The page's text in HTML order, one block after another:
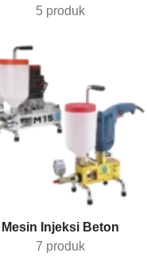
5 produk
Mesin Injeksi Beton
7 produk